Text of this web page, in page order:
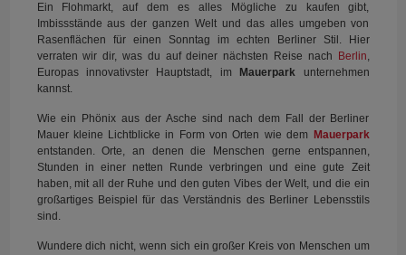
Ein Flohmarkt, auf dem es alles Mögliche zu kaufen gibt,
Imbissstände aus der ganzen Welt und das alles umgeben von
Rasenflächen für einen Sonntag im echten Berliner Stil. Hier
verraten wir dir, was du auf deiner nächsten Reise nach
Berlin,
Europas innovativster Hauptstadt, im
Mauerpark unternehmen
kannst.
Wie ein Phönix aus der Asche sind nach dem Fall der Berliner
Mauer kleine Lichtblicke in Form von Orten wie dem
Mauerpark
entstanden. Orte, an denen die Menschen gerne entspannen,
Stunden in einer netten Runde verbringen und eine gute Zeit
haben, mit all der Ruhe und den guten Vibes der Welt, und die ein
großartiges Beispiel für das Verständnis des Berliner Lebensstils
sind.
Wundere dich nicht, wenn sich ein großer Kreis von Menschen um